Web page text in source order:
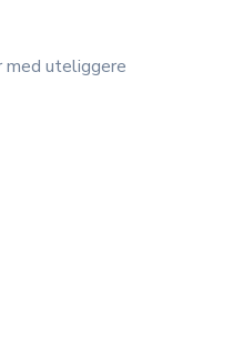
med uteliggere